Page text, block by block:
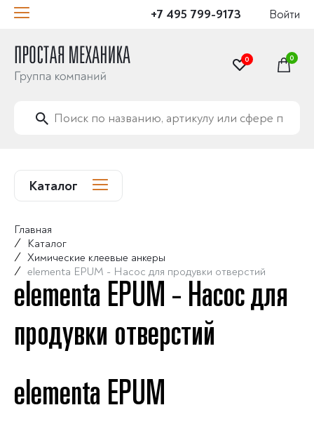
+7 495 799-9173 Войти
0 0
Каталог
Главная
/ Каталог
/ Химические клеевые анкеры
/ elementa EPUM - Насос для продувки отверстий
elementa EPUM - Насос для
продувки отверстий
elementa EPUM